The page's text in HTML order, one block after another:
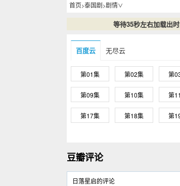
首页>泰国剧>剧情∨
等待35秒左右加载出
百度云 无尽云
第01集 第02集 第
第09集 第10集 第
第17集 第18集 第
豆瓣评论
日落星启的评论